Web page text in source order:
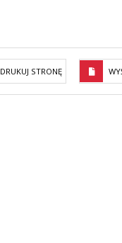
DRUKUJ STRONĘ